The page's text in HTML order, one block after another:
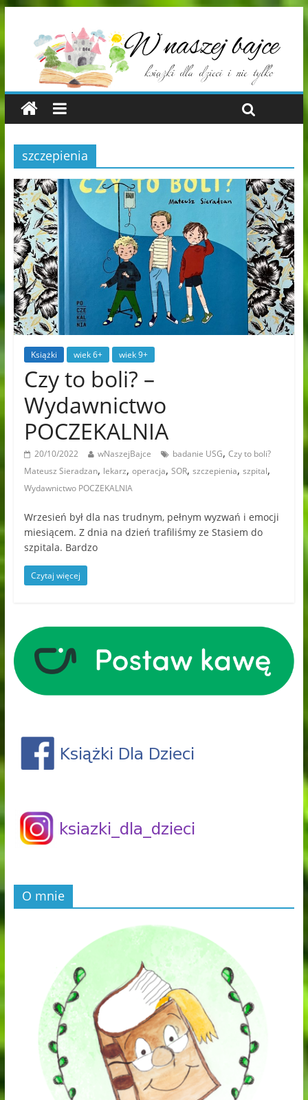
szczepienia
Książki wiek 6+ wiek 9+
Czy to boli? –
Wydawnictwo
POCZEKALNIA
20/10/2022 wNaszejBajce badanie USG, Czy to boli?
Mateusz Sieradzan, lekarz, operacja, SOR, szczepienia, szpital,
Wydawnictwo POCZEKALNIA
Wrzesień był dla nas trudnym, pełnym wyzwań i emocji
miesiącem. Z dnia na dzień trafiliśmy ze Stasiem do
szpitala. Bardzo
Czytaj więcej
O mnie